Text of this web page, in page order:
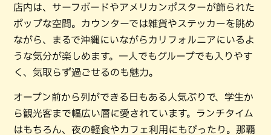
店内は、サーフボードやアメリカンポスターが飾られた
ポップな空間。カウンターでは雑貨やステッカーを眺め
ながら、まるで沖縄にいながらカリフォルニアにいるよ
うな気分が楽しめます。一人でもグループでも入りやす
く、気取らず過ごせるのも魅力。
オープン前から列ができる日もある人気ぶりで、学生か
ら観光客まで幅広い層に愛されています。ランチタイム
はもちろん、夜の軽食やカフェ利用にもぴったり。那覇